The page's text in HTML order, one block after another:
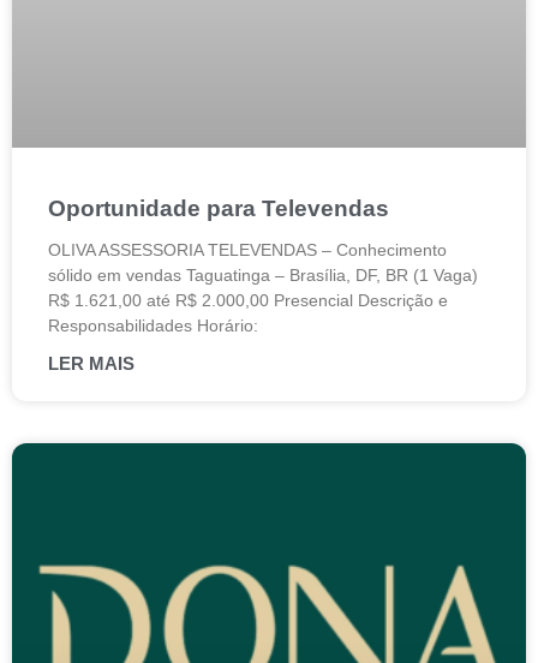
Oportunidade para Televendas
OLIVA ASSESSORIA TELEVENDAS – Conhecimento
sólido em vendas Taguatinga – Brasília, DF, BR (1 Vaga)
R$ 1.621,00 até R$ 2.000,00 Presencial Descrição e
Responsabilidades Horário:
LER MAIS